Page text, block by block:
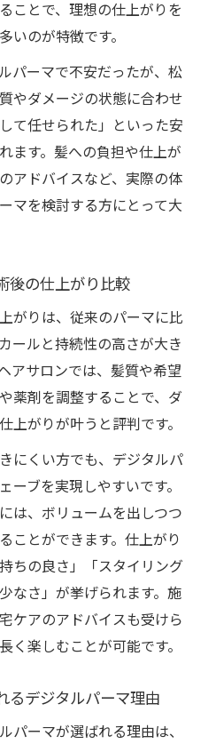
ことで、理想の仕上がりを
いのが特徴です。
パーマで不安だったが、松
やダメージの状態に合わせ
て任せられた」といった安
ます。髪への負担や仕上が
アドバイスなど、実際の体
マを検討する方にとって大
後の仕上がり比較
がりは、従来のパーマに比
ールと持続性の高さが大き
アサロンでは、髪質や希望
薬剤を調整することで、ダ
上がりが叶うと評判です。
にくい方でも、デジタルパ
ーブを実現しやすいです。
は、ボリュームを出しつつ
ことができます。仕上がり
ちの良さ」「スタイリング
なさ」が挙げられます。施
ケアのアドバイスも受けら
く楽しむことが可能です。
るデジタルパーマ理由
パーマが選ばれる理由は、